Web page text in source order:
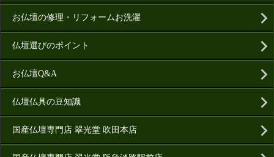
お仏壇の修理・リフォームお洗濯
仏壇選びのポイント
お仏壇Q&A
仏壇仏具の豆知識
国産仏壇専門店 翠光堂 吹田本店